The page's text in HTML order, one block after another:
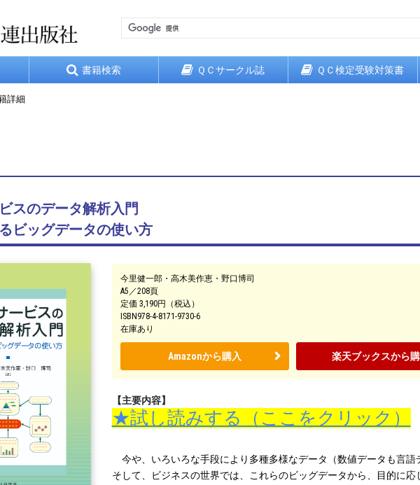
書籍検索 ＱＣサークル誌 ＱＣ検定受験対策書
詳細
スのデータ解析入門
ビッグデータの使い方
今里健一郎・高木美作恵・野口博司
A5／208頁
定価 3,190円（税込）
ISBN978-4-8171-9730-6
在庫あり
Amazonから購入 楽天ブックスから
【主要内容】
★試し読みする（ここをクリック）
今や、いろいろな手段により多種多様なデータ（数値データも言語
そして、ビジネスの世界では、これらのビッグデータから、目的に